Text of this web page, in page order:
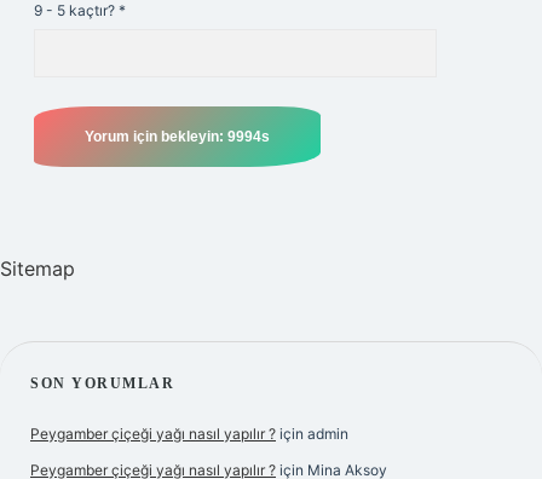
9 - 5 kaçtır? *
Sitemap
SIDEBAR
SON YORUMLAR
Peygamber çiçeği yağı nasıl yapılır ? için admin
Peygamber çiçeği yağı nasıl yapılır ? için Mina Aksoy